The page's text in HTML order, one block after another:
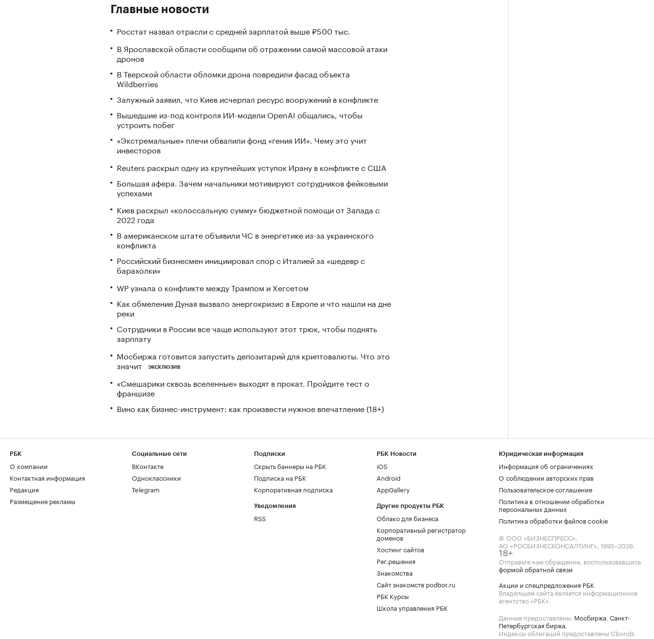
Главные новости
Росстат назвал отрасли с средней зарплатой выше ₽500 тыс.
В Ярославской области сообщили об отражении самой массовой атаки
дронов
В Тверской области обломки дрона повредили фасад объекта
Wildberries
Залужный заявил, что Киев исчерпал ресурс вооружений в конфликте
Вышедшие из-под контроля ИИ-модели OpenAI общались, чтобы
устроить побег
«Экстремальные» плечи обвалили фонд «гения ИИ». Чему это учит
инвесторов
Reuters раскрыл одну из крупнейших уступок Ирану в конфликте с США
Большая афера. Зачем начальники мотивируют сотрудников фейковыми
успехами
Киев раскрыл «колоссальную сумму» бюджетной помощи от Запада с
2022 года
В американском штате объявили ЧС в энергетике из-за украинского
конфликта
Российский бизнесмен инициировал спор с Италией за «шедевр с
барахолки»
WP узнала о конфликте между Трампом и Хегсетом
Как обмеление Дуная вызвало энергокризис в Европе и что нашли на дне
реки
Сотрудники в России все чаще используют этот трюк, чтобы поднять
зарплату
Мосбиржа готовится запустить депозитарий для криптовалюты. Что это
значит
ЭКСКЛЮЗИВ
«Смешарики сквозь вселенные» выходят в прокат. Пройдите тест о
франшизе
Вино как бизнес-инструмент: как произвести нужное впечатление (18+)
РБК
О компании
Контактная информация
Редакция
Размещение рекламы
Социальные сети
ВКонтакте
Одноклассники
Telegram
Подписки
Скрыть баннеры на РБК
Подписка на РБК
Корпоративная подписка
Уведомления
RSS
РБК Новости
iOS
Android
AppGallery
Другие продукты РБК
Облако для бизнеса
Корпоративный регистратор
доменов
Хостинг сайтов
Рег.решения
Знакомства
Сайт знакомств podbor.ru
РБК Курсы
Школа управления РБК
Юридическая информация
Информация об ограничениях
О соблюдении авторских прав
Пользовательское соглашение
Политика в отношении обработки
персональных данных
Политика обработки файлов cookie
© ООО «БИЗНЕСПРЕСС»,
АО «РОСБИЗНЕСКОНСАЛТИНГ», 1995–2026.
18+
Отправьте нам обращение, воспользовавшись
формой обратной связи
Акции и спецпредложения РБК
Владельцем сайта является информационное
агентство «РБК».
Данные предоставлены: Мосбиржа, Санкт-
Петербургская биржа.
Индексы облигаций предоставлены Cbonds.